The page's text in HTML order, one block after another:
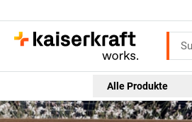
Alle Produkte